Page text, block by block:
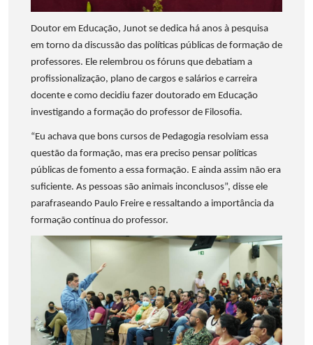
Doutor em Educação, Junot se dedica há anos à pesquisa
em torno da discussão das políticas públicas de formação de
professores. Ele relembrou os fóruns que debatiam a
profissionalização, plano de cargos e salários e carreira
docente e como decidiu fazer doutorado em Educação
investigando a formação do professor de Filosofia.
“Eu achava que bons cursos de Pedagogia resolviam essa
questão da formação, mas era preciso pensar políticas
públicas de fomento a essa formação. E ainda assim não era
suficiente. As pessoas são animais inconclusos”, disse ele
parafraseando Paulo Freire e ressaltando a importância da
formação contínua do professor.